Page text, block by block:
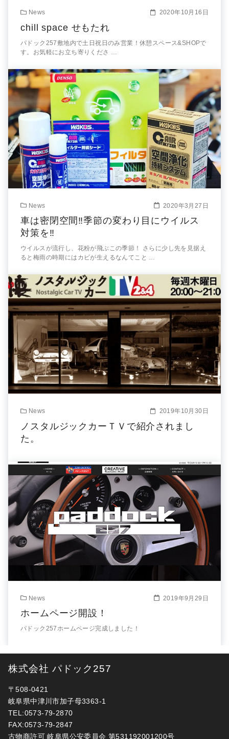
News 2020年10月16日
chill space せもたれ
パドック257敷地内で土日祝日のみ営業！休憩スペース&SHOPで
す。お気軽にお立ち寄りくださ …
News 2020年3月27日
車は密閉空間‼季節の変わり目にウイルス
対策を‼
ウイルスが流行し、花粉が飛ぶこの季節！ さらに少し先を見据え
ると梅雨の時期にはカビが生えるなんてこと …
News 2019年10月30日
ノスタルジックカーＴＶで紹介されまし
た。
News 2019年9月29日
ホームページ開設！
パドック257ホームページ完成しました！
株式会社 パドック257
〒508-0421
岐阜県中津川市加子母3363-1
TEL:0573-79-2870
FAX:0573-79-2847
古物商許可 岐阜県公安委員会 第531192001200号